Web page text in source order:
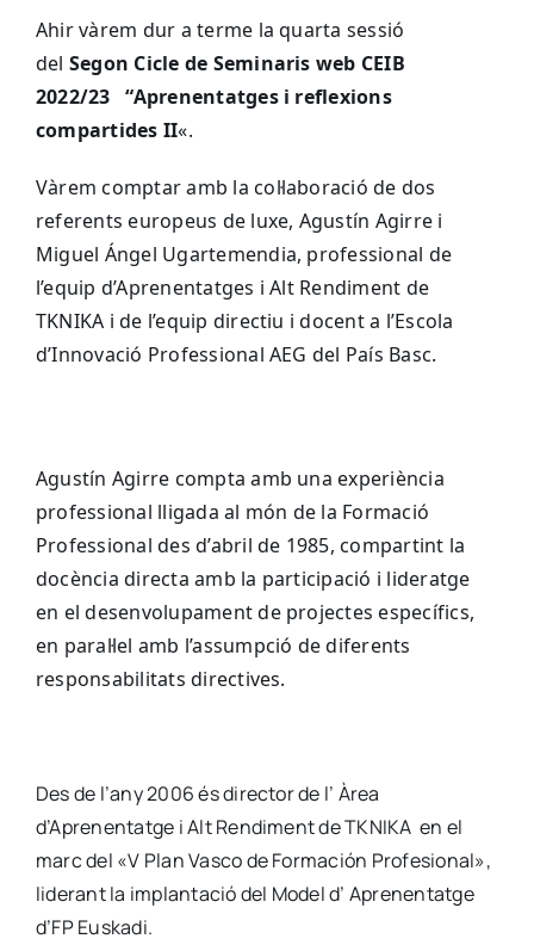
Ahir vàrem dur a terme la quarta sessió
del Segon Cicle de Seminaris web CEIB
2022/23
“Aprenentatges i reflexions
compartides II«.
Vàrem comptar amb la col·laboració de dos
referents europeus de luxe, Agustín Agirre i
Miguel Ángel Ugartemendia, professional de
l’equip d’Aprenentatges i Alt Rendiment de
TKNIKA i de l’equip directiu i docent a l’Escola
d’Innovació Professional AEG del País Basc.
Agustín Agirre compta amb una experiència
professional lligada al món de la Formació
Professional des d’abril de 1985, compartint la
docència directa amb la participació i lideratge
en el desenvolupament de projectes específics,
en paral·lel amb l’assumpció de diferents
responsabilitats directives.
Des de l’any 2006 és director de l’ Àrea
d’Aprenentatge i Alt Rendiment de TKNIKA en el
marc del «V Plan Vasco de Formación Profesional»,
liderant la implantació del Model d’ Aprenentatge
d’FP Euskadi.